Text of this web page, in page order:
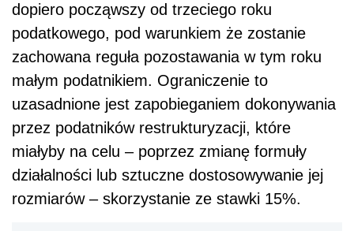
dopiero począwszy od trzeciego roku
podatkowego, pod warunkiem że zostanie
zachowana reguła pozostawania w tym roku
małym podatnikiem. Ograniczenie to
uzasadnione jest zapobieganiem dokonywania
przez podatników restrukturyzacji, które
miałyby na celu – poprzez zmianę formuły
działalności lub sztuczne dostosowywanie jej
rozmiarów – skorzystanie ze stawki 15%.